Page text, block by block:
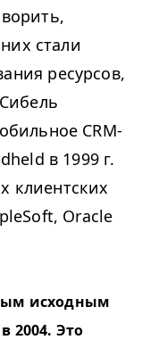
стали
ресурсов,
CRM-
в 1999 г.
клиентских
Oracle
исходным
2004. Это